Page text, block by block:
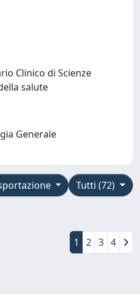
Clinico di Scienze
salute
Generale
Tutti (72)
1 2 3 4